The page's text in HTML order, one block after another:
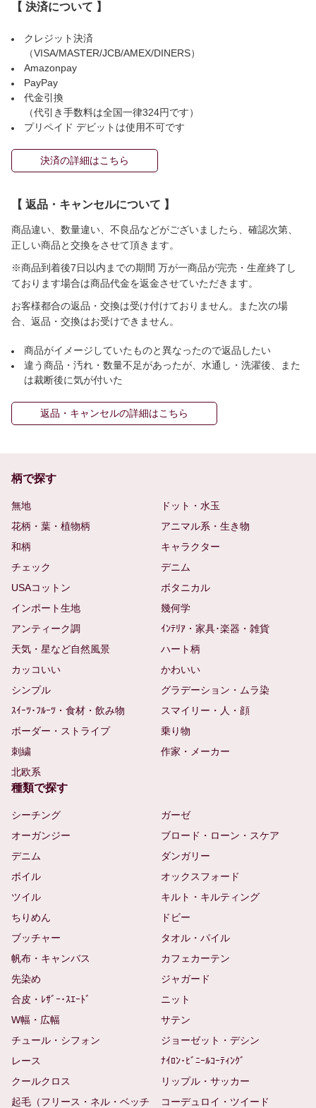
【 決済について 】
クレジット決済
（VISA/MASTER/JCB/AMEX/DINERS）
Amazonpay
PayPay
代金引換
（代引き手数料は全国一律324円です）
プリペイド デビットは使用不可です
決済の詳細はこちら
【 返品・キャンセルについて 】
商品違い、数量違い、不良品などがございましたら、確認次第、
正しい商品と交換をさせて頂きます。
※商品到着後7日以内までの期間 万が一商品が完売・生産終了し
ております場合は商品代金を返金させていただきます。
お客様都合の返品・交換は受け付けておりません。また次の場
合、返品・交換はお受けできません。
商品がイメージしていたものと異なったので返品したい
違う商品・汚れ・数量不足があったが、水通し・洗濯後、また
は裁断後に気が付いた
返品・キャンセルの詳細はこちら
柄で探す
無地
ドット・水玉
花柄・葉・植物柄
アニマル系・生き物
和柄
キャラクター
チェック
デニム
USAコットン
ボタニカル
インポート生地
幾何学
アンティーク調
ｲﾝﾃﾘｱ・家具･楽器・雑貨
天気・星など自然風景
ハート柄
カッコいい
かわいい
シンプル
グラデーション・ムラ染
ｽｲｰﾂ･ﾌﾙｰﾂ・食材・飲み物
スマイリー・人・顔
ボーダー・ストライプ
乗り物
刺繍
作家・メーカー
北欧系
種類で探す
シーチング
ガーゼ
オーガンジー
ブロード・ローン・スケア
デニム
ダンガリー
ボイル
オックスフォード
ツイル
キルト・キルティング
ちりめん
ドビー
ブッチャー
タオル・パイル
帆布・キャンバス
カフェカーテン
先染め
ジャガード
合皮・ﾚｻﾞｰ･ｽｴｰﾄﾞ
ニット
W幅・広幅
サテン
チュール・シフォン
ジョーゼット・デシン
レース
ﾅｲﾛﾝ･ﾋﾞﾆｰﾙｺｰﾃｨﾝｸﾞ
クールクロス
リップル・サッカー
起毛（フリース・ネル・ベッチ
コーデュロイ・ツイード